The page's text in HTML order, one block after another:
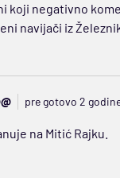
koji negativno
navijači iz
pre gotovo 2
na Mitić Rajku.